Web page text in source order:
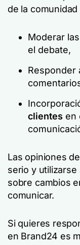
de la
Moderar
el debate,
Responder
clientes en
Las opiniones
serio y utilizarse
sobre cambios
comunicar.
Si quieres
en Brand24 es